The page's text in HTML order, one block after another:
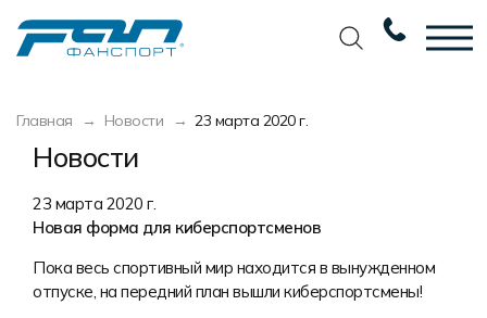
Главная Новости 23 марта 2020 г.
Новости
23 марта 2020 г.
Новая форма для киберспортсменов
Пока весь спортивный мир находится в вынужденном
отпуске, на передний план вышли киберспортсмены!
Футбол
Баскетбол
Волейбол
Хоккей
Новости
Наши награды
Сертификаты
Наши работы
Разработка дизайна
Услуги по пошиву
Экипировка
Экипировка профессиональных
команд
Разработка дизайна
Требования к макету
Технологии печати
Уход за изделиями